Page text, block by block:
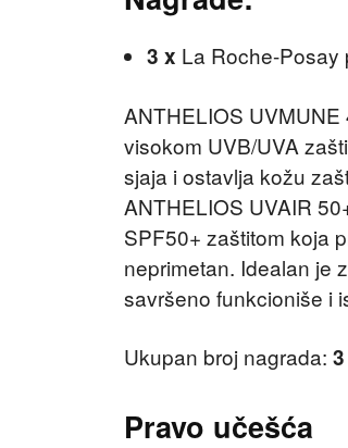
3 x La Roche-Posay
ANTHELIOS
visokom UVB/UVA
sjaja i ostavlja kožu
ANTHELIOS UVAIR
SPF50+ zaštitom koja
neprimetan. Idealan je
savršeno funkcioniše i
Ukupan broj nagrada: 3
Pravo učešća